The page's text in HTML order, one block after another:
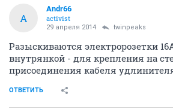
A
Andr66
activist
29 апреля 2014 twinpeaks
Разыскиваются электророзетки
внутрянкой - для крепления на
присоединения кабеля
ОТВЕТИТЬ